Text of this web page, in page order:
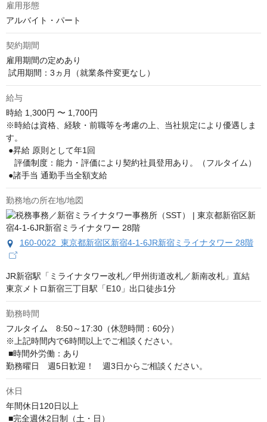
雇用形態
アルバイト・パート
契約期間
雇用期間の定めあり
試用期間：3ヵ月（就業条件変更なし）
給与
時給 1,300円 〜 1,700円
※時給は資格、経験・前職等を考慮の上、当社規定により優遇しま
す。
評価制度：能力・評価により契約社員登用あり。（フルタイム）
●諸手当 通勤手当全額支給
勤務地の所在地/地図
160-0022 東京都新宿区新宿4-1-6JR新宿ミライナタワー 28階
JR新宿駅「ミライナタワー改札／甲州街道改札／新南改札」直結
東京メトロ新宿三丁目駅「E10」出口徒歩1分
勤務時間
フルタイム　8:50～17:30（休憩時間：60分）
※上記時間内で6時間以上でご相談ください。
勤務曜日　週5日歓迎！　週3日からご相談ください。
休日
年間休日120日以上